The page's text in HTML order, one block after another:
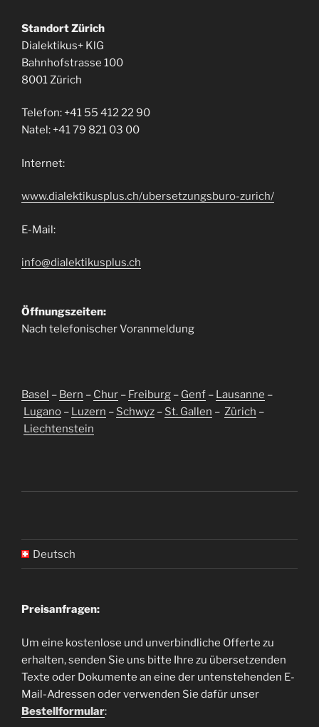
Standort Zürich
Dialektikus+ KlG
Bahnhofstrasse 100
8001 Zürich
Telefon: +41 55 412 22 90
Natel: +41 79 821 03 00
Internet:
www.dialektikusplus.ch/ubersetzungsburo-zurich/
E-Mail:
info@dialektikusplus.ch
Öffnungszeiten:
Nach telefonischer Voranmeldung
Basel – Bern – Chur – Freiburg – Genf – Lausanne –
Lugano – Luzern – Schwyz – St. Gallen – Zürich –
Liechtenstein
Deutsch
Preisanfragen:
Um eine kostenlose und unverbindliche Offerte zu
erhalten, senden Sie uns bitte Ihre zu übersetzenden
Texte oder Dokumente an eine der untenstehenden E-
Mail-Adressen oder verwenden Sie dafür unser
Bestellformular: